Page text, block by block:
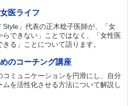
医ライフ
Style」代表の正木稔子医師が、「女
らできない」ことではなく、「女性医
きる」ことについて語ります。
のコーチング講座
コミュニケーションを円滑にし、自分
ムを活性化させる方法について解説し